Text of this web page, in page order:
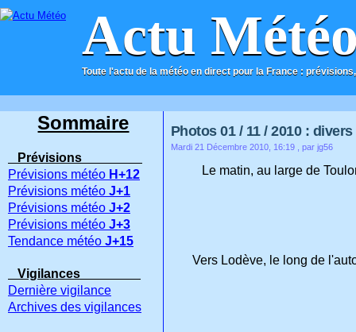
Actu
Toute l'actu de la météo en direct pour la France :
ACCUEIL CONTACT
Photos 01 / 11 / 2010 :
Mardi 21 Décembre 2010, 16:19 , par jg56
Le matin, au large de
Vers Lodève, le long de
Sommaire
Prévisions
Prévisions météo H+12
Prévisions météo J+1
Prévisions météo J+2
Prévisions météo J+3
Tendance météo J+15
Vigilances
Dernière vigilance
Archives des vigilances